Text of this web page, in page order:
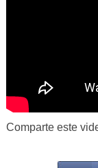
Comparte este